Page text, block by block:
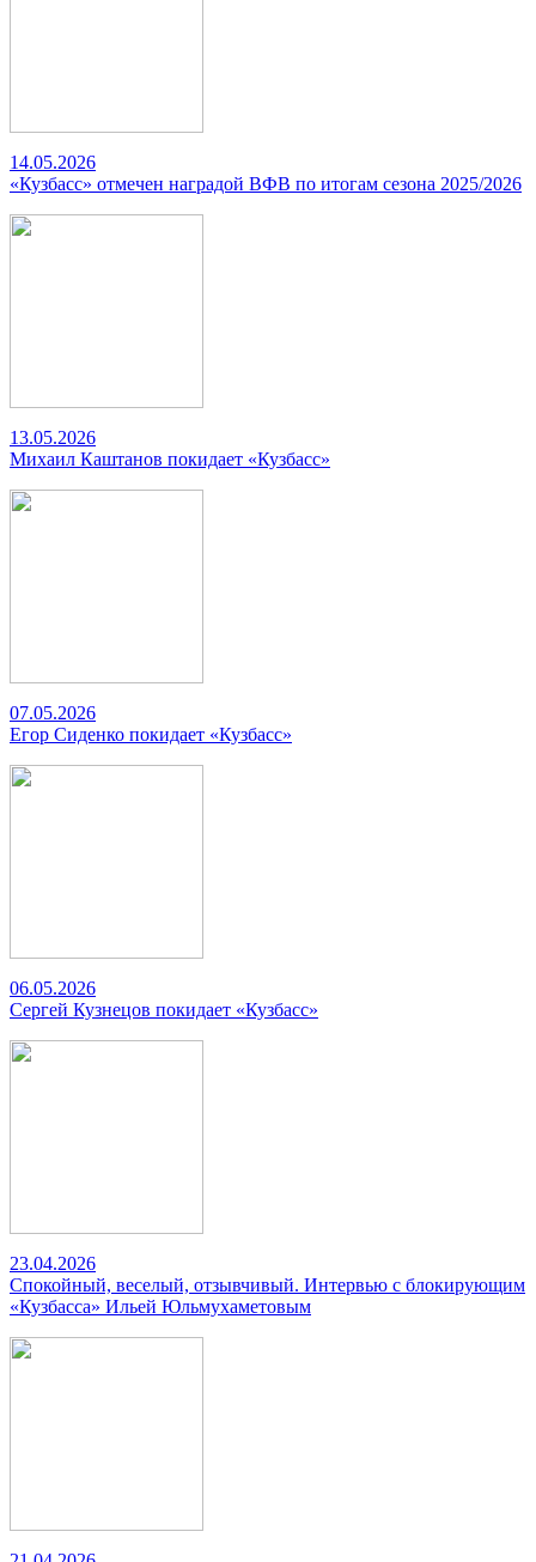
14.05.2026
«Кузбасс» отмечен наградой ВФВ по итогам сезона 2025/2026
13.05.2026
Михаил Каштанов покидает «Кузбасс»
07.05.2026
Егор Сиденко покидает «Кузбасс»
06.05.2026
Сергей Кузнецов покидает «Кузбасс»
23.04.2026
Спокойный, веселый, отзывчивый. Интервью с блокирующим
«Кузбасса» Ильей Юльмухаметовым